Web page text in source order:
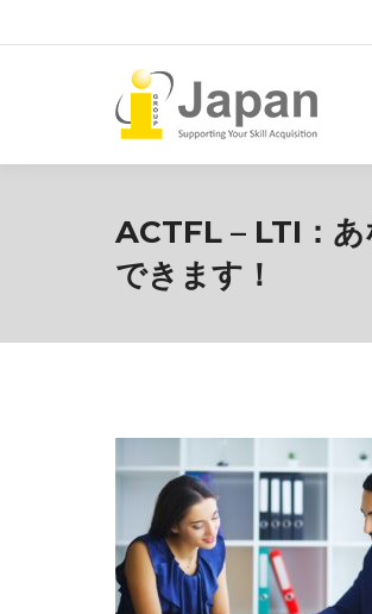
ACTFL – LTI：
できます！